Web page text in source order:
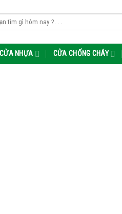
CỬA NHỰA CỬA CHỐNG CHÁY